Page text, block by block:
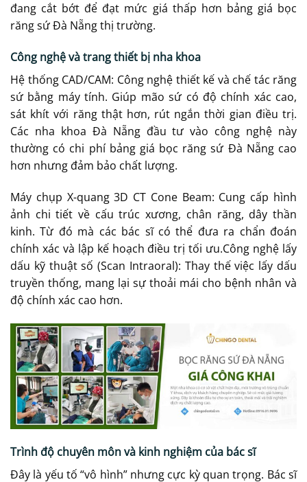
đang cắt bớt để đạt mức giá thấp hơn bảng giá bọc
răng sứ Đà Nẵng thị trường.
Công nghệ và trang thiết bị nha khoa
Hệ thống CAD/CAM: Công nghệ thiết kế và chế tác răng
sứ bằng máy tính. Giúp mão sứ có độ chính xác cao,
sát khít với răng thật hơn, rút ngắn thời gian điều trị.
Các nha khoa Đà Nẵng đầu tư vào công nghệ này
thường có chi phí bảng giá bọc răng sứ Đà Nẵng cao
hơn nhưng đảm bảo chất lượng.
Máy chụp X-quang 3D CT Cone Beam: Cung cấp hình
ảnh chi tiết về cấu trúc xương, chân răng, dây thần
kinh. Từ đó mà các bác sĩ có thể đưa ra chẩn đoán
chính xác và lập kế hoạch điều trị tối ưu.Công nghệ lấy
dấu kỹ thuật số (Scan Intraoral): Thay thế việc lấy dấu
truyền thống, mang lại sự thoải mái cho bệnh nhân và
độ chính xác cao hơn.
Trình độ chuyên môn và kinh nghiệm của bác sĩ
Đây là yếu tố “vô hình” nhưng cực kỳ quan trọng. Bác sĩ